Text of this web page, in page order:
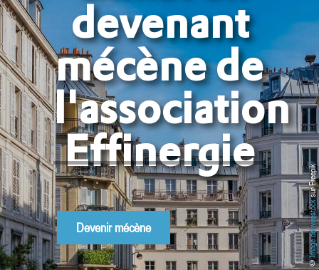
devenant
mécène de
l'association
Effinergie
Devenir mécène
©
Image de wirestock
sur Freepik